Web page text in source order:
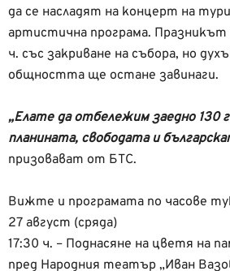
да се насладят на концерт на
артистична програма.
ч. със закриване на събора, но
общността ще остане завинаги.
„Елате да отбележим заедно 130
планината, свободата и
призовават от БТС.
Вижте и програмата по часове
27 август (сряда)
17:30 ч. – Поднасяне на цветя на
пред Народния театър „Иван